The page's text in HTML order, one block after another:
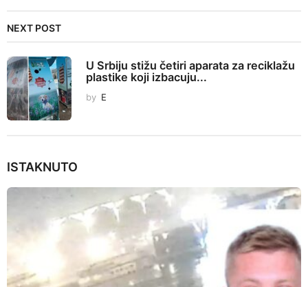
i
n
NEXT POST
U Srbiju stižu četiri aparata za reciklažu
plastike koji izbacuju...
by E
ISTAKNUTO